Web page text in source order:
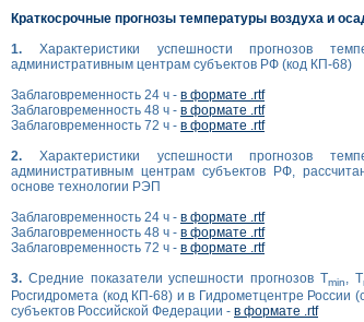
Краткосрочные прогнозы температуры воздуха и
1. Характеристики успешности прогнозов
административным центрам субъектов РФ (код КП-68)
Заблаговременность 24 ч - в формате .rtf
Заблаговременность 48 ч - в формате .rtf
Заблаговременность 72 ч - в формате .rtf
2. Характеристики успешности прогнозов
административным центрам субъектов РФ,
основе технологии РЭП
Заблаговременность 24 ч - в формате .rtf
Заблаговременность 48 ч - в формате .rtf
Заблаговременность 72 ч - в формате .rtf
3. Средние показатели успешности прогнозов Tmin, T
Росгидромета (код КП-68) и в Гидрометцентре
субъектов Российской Федерации - в формате .rtf